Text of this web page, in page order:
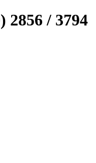
2856 / 3794